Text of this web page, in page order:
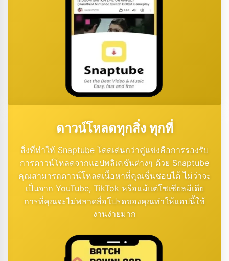
ดาวน์โหลดทุกสิ่ง ทุกที่
สิ่งที่ทำให้ Snaptube โดดเด่นกว่าคู่แข่งคือการรองรับ
การดาวน์โหลดจากแอปพลิเคชันต่างๆ ด้วย Snaptube
คุณสามารถดาวน์โหลดเนื้อหาที่คุณชื่นชอบได้ ไม่ว่าจะ
เป็นจาก YouTube, TikTok หรือแม้แต่โซเชียลมีเดีย
การที่คุณจะไม่พลาดสื่อโปรดของคุณทำให้แอปนี้ใช้
งานง่ายมาก